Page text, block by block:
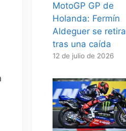
MotoGP GP de
Holanda: Fermín
Aldeguer se retira
tras una caída
12 de julio de 2026